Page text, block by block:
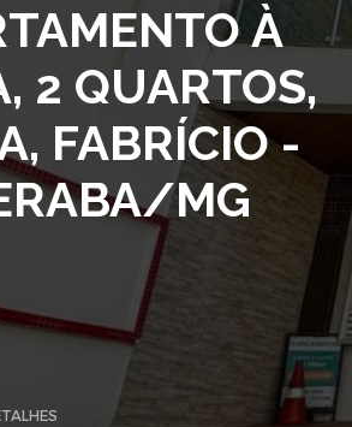
À
2 QUARTOS,
FABRÍCIO -
MG